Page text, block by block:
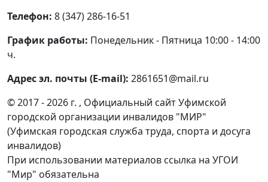
Телефон: 8 (347) 286-16-51
График работы: Понедельник - Пятница 10:00 - 14:00
ч.
Адрес эл. почты (E-mail): 2861651@mail.ru
© 2017 - 2026 г. , Официальный сайт Уфимской
городской организации инвалидов "МИР"
(Уфимская городская служба труда, спорта и досуга
инвалидов)
При использовании материалов ссылка на УГОИ
"Мир" обязательна